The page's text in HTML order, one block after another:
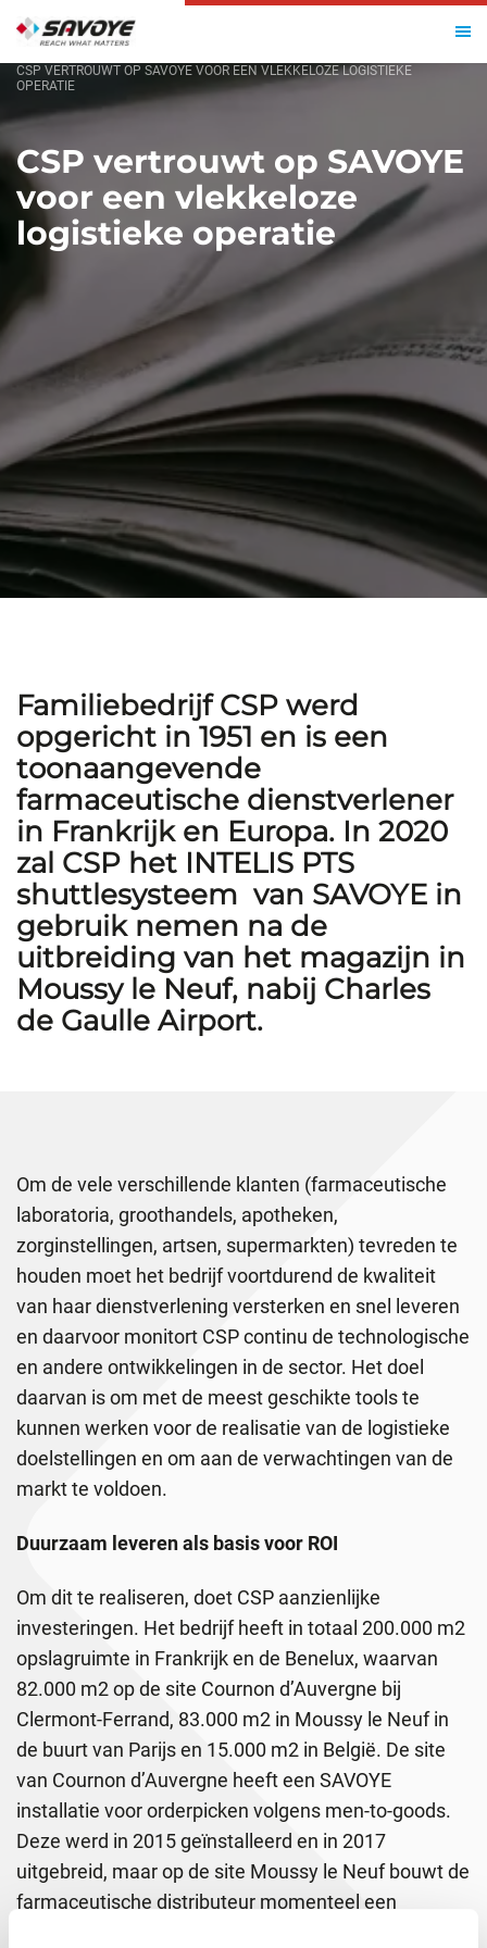
CSP VERTROUWT OP SAVOYE VOOR EEN VLEKKELOZE LOGISTIEKE
OPERATIE
CSP vertrouwt op SAVOYE
voor een vlekkeloze
logistieke operatie
Familiebedrijf CSP werd
opgericht in 1951 en is een
toonaangevende
farmaceutische dienstverlener
in Frankrijk en Europa. In 2020
zal CSP het INTELIS PTS
shuttlesysteem van SAVOYE in
gebruik nemen na de
uitbreiding van het magazijn in
Moussy le Neuf, nabij Charles
de Gaulle Airport.
Om de vele verschillende klanten (farmaceutische
laboratoria, groothandels, apotheken,
zorginstellingen, artsen, supermarkten) tevreden te
houden moet het bedrijf voortdurend de kwaliteit
van haar dienstverlening versterken en snel leveren
en daarvoor monitort CSP continu de technologische
en andere ontwikkelingen in de sector. Het doel
daarvan is om met de meest geschikte tools te
kunnen werken voor de realisatie van de logistieke
doelstellingen en om aan de verwachtingen van de
markt te voldoen.
Duurzaam leveren als basis voor ROI
Om dit te realiseren, doet CSP aanzienlijke
investeringen. Het bedrijf heeft in totaal 200.000 m2
opslagruimte in Frankrijk en de Benelux, waarvan
82.000 m2 op de site Cournon d’Auvergne bij
Clermont-Ferrand, 83.000 m2 in Moussy le Neuf in
de buurt van Parijs en 15.000 m2 in België. De site
van Cournon d’Auvergne heeft een SAVOYE
installatie voor orderpicken volgens men-to-goods.
Deze werd in 2015 geïnstalleerd en in 2017
uitgebreid, maar op de site Moussy le Neuf bouwt de
farmaceutische distributeur momenteel een